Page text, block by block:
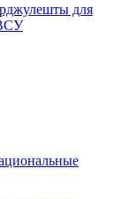
для